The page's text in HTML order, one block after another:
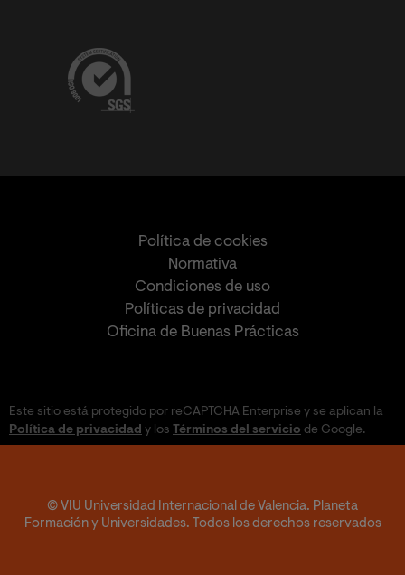
Política de cookies
Normativa
Condiciones de uso
Políticas de privacidad
Oficina de Buenas Prácticas
Este sitio está protegido por reCAPTCHA Enterprise y se aplican la
Política de privacidad y los Términos del servicio de Google.
© VIU Universidad Internacional de Valencia. Planeta
Formación y Universidades. Todos los derechos reservados